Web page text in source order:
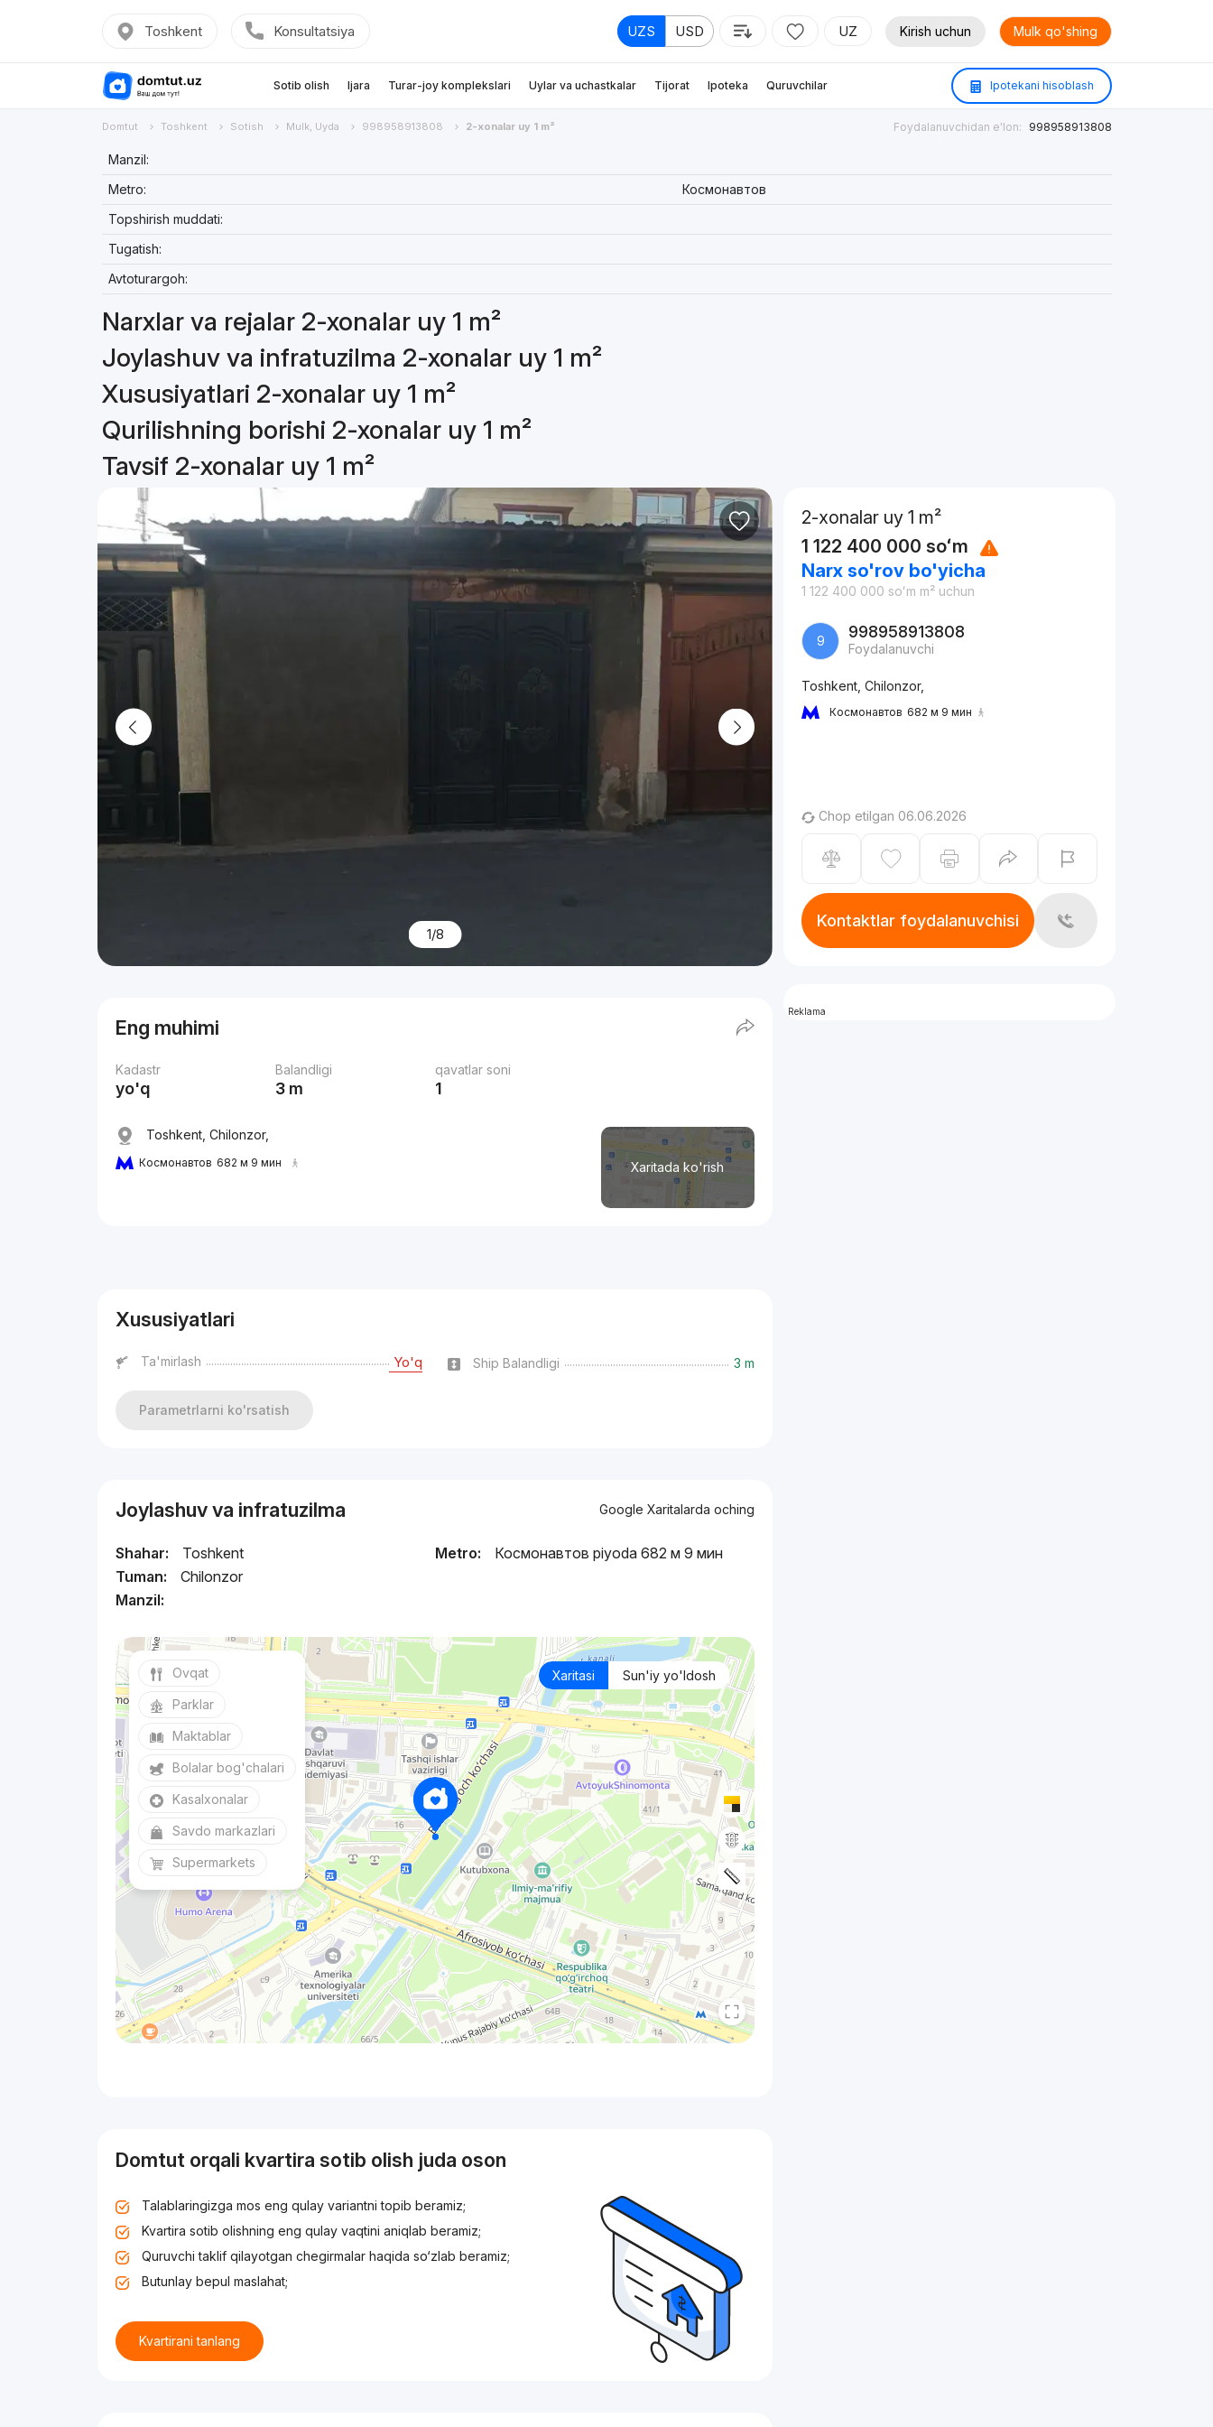
Toshkent Konsultatsiya UZS USD UZ Kirish uchun Mulk qo'shing
Sotib olish Ijara Turar-joy komplekslari Uylar va uchastkalar Tijorat Ipoteka Quruvchilar Ipotekani hisoblash
Domtut Toshkent Sotish Mulk, Uyda 998958913808 2-xonalar uy 1 m² Foydalanuvchidan e'lon: 998958913808
Manzil:
Metro:
Космонавтов
Topshirish muddati:
Tugatish:
Avtoturargoh:
Narxlar va rejalar 2-xonalar uy 1 m²
Joylashuv va infratuzilma 2-xonalar uy 1 m²
Xususiyatlari 2-xonalar uy 1 m²
Qurilishning borishi 2-xonalar uy 1 m²
Tavsif 2-xonalar uy 1 m²
1/8
Eng muhimi
Kadastr
yo'q
Balandligi
3 m
qavatlar soni
1
Xaritada ko'rish
Toshkent, Chilonzor,
Космонавтов 682 м 9 мин
Xususiyatlari
Ta'mirlash Yo'q Ship Balandligi 3 m
Parametrlarni ko'rsatish
Joylashuv va infratuzilma Google Xaritalarda oching
Shahar:
Toshkent
Tuman:
Chilonzor
Manzil:
Metro: Космонавтов piyoda 682 м 9 мин
Xaritasi Sun'iy yo'ldosh
Ovqat
Parklar
Maktablar
Bolalar bog'chalari
Kasalxonalar
Savdo markazlari
Supermarkets
Domtut orqali kvartira sotib olish juda oson
Talablaringizga mos eng qulay variantni topib beramiz;
Kvartira sotib olishning eng qulay vaqtini aniqlab beramiz;
Quruvchi taklif qilayotgan chegirmalar haqida so‘zlab beramiz;
Butunlay bepul maslahat;
Kvartirani tanlang
2-xonalar uy 1 m²
1 122 400 000 soʻm
Narx so'rov bo'yicha
1 122 400 000 soʻm m² uchun
9 998958913808
Foydalanuvchi
Toshkent, Chilonzor,
Космонавтов 682 м 9 мин
Chop etilgan 06.06.2026
Kontaktlar foydalanuvchisi
Reklama